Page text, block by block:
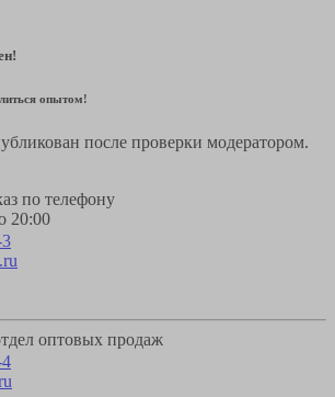
опытом!
после проверки модератором.
по телефону
20:00
оптовых продаж